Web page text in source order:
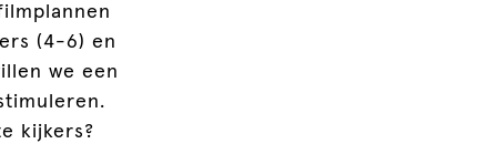
(4-6) en
we een
kijkers?